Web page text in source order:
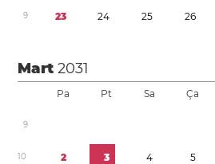
9 23 24 25 26
Mart2031
Pa Pt Sa Ça
9
10 2 3 4 5